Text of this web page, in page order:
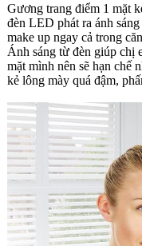
Gương trang điểm 1 mặt
đèn LED phát ra ánh
make up ngay cả trong
Ánh sáng từ đèn giúp chị
mặt mình nên sẽ hạn chế
kẻ lông mày quá đậm,